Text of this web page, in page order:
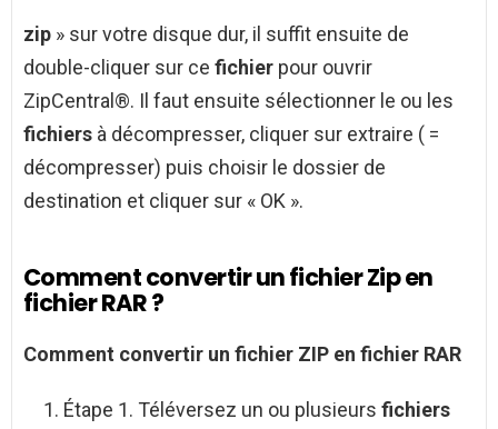
zip » sur votre disque dur, il suffit ensuite de
double-cliquer sur ce fichier pour ouvrir
ZipCentral®. Il faut ensuite sélectionner le ou les
fichiers à décompresser, cliquer sur extraire ( =
décompresser) puis choisir le dossier de
destination et cliquer sur « OK ».
Comment convertir un fichier Zip en
fichier RAR ?
Comment convertir un fichier ZIP en fichier RAR
Étape 1. Téléversez un ou plusieurs fichiers